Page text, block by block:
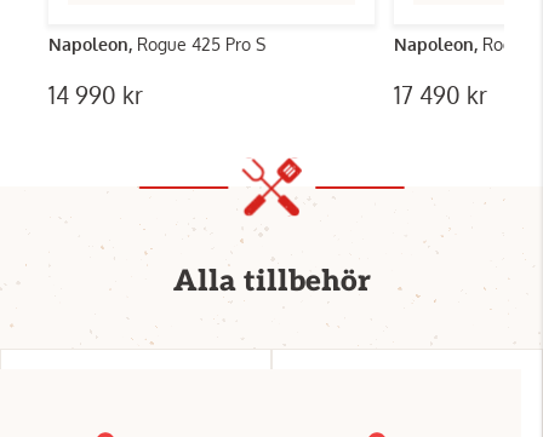
Napoleon, Rogue 425 Pro S
14 990 kr
Napoleon, Rogue
17 490 kr
Alla tillbehör